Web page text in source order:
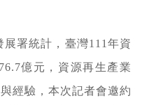
署統計，臺灣111年資
億元，資源再生產業
經驗，本次記者會邀約